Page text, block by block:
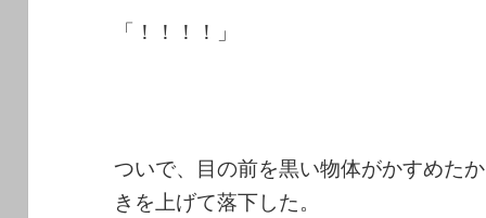
「！！！！」
ついで、目の前を黒い物体がかすめた
きを上げて落下した。